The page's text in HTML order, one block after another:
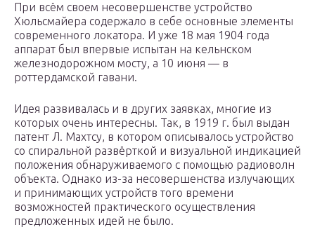
При всём своем несовершенстве устройство
Хюльсмайера содержало в себе основные элементы
современного локатора. И уже 18 мая 1904 года
аппарат был впервые испытан на кельнском
железнодорожном мосту, а 10 июня — в
роттердамской гавани.
Идея развивалась и в других заявках, многие из
которых очень интересны. Так, в 1919 г. был выдан
патент Л. Махтсу, в котором описывалось устройство
со спиральной развёрткой и визуальной индикацией
положения обнаруживаемого с помощью радиоволн
объекта. Однако из-за несовершенcтва излучающих
и принимающих устройств того времени
возможностей практического осуществления
предложенных идей не было.